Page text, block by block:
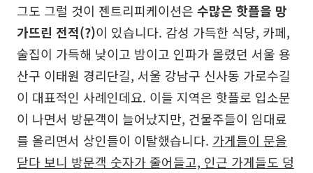
그도 그럴 것이 젠트리피케이션은 수많은 핫플을 망
가뜨린 전적(?)이 있습니다. 감성 가득한 식당, 카페,
술집이 가득해 낮이고 밤이고 인파가 몰렸던 서울 용
산구 이태원 경리단길, 서울 강남구 신사동 가로수길
이 대표적인 사례인데요. 이들 지역은 핫플로 입소문
이 나면서 방문객이 늘어났지만, 건물주들이 임대료
를 올리면서 상인들이 이탈했습니다. 가게들이 문을
닫다 보니 방문객 숫자가 줄어들고, 인근 가게들도 덩